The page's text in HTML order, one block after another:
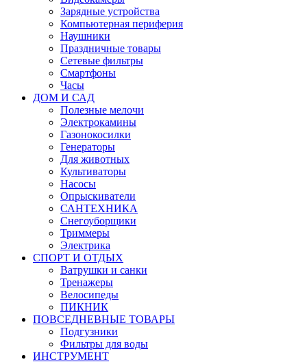
Зарядные устройства
Компьютерная периферия
Наушники
Праздничные товары
Сетевые фильтры
Смартфоны
Часы
ДОМ И САД
Полезные мелочи
Электрокамины
Газонокосилки
Генераторы
Для животных
Культиваторы
Насосы
Опрыскиватели
САНТЕХНИКА
Снегоуборщики
Триммеры
Электрика
СПОРТ И ОТДЫХ
Ватрушки и санки
Тренажеры
Велосипеды
ПИКНИК
ПОВСЕДНЕВНЫЕ ТОВАРЫ
Подгузники
Фильтры для воды
ИНСТРУМЕНТ